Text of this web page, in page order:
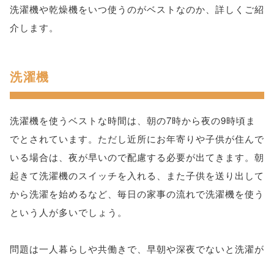
洗濯機や乾燥機をいつ使うのがベストなのか、詳しくご紹
介します。
洗濯機
洗濯機を使うベストな時間は、朝の7時から夜の9時頃ま
でとされています。ただし近所にお年寄りや子供が住んで
いる場合は、夜が早いので配慮する必要が出てきます。朝
起きて洗濯機のスイッチを入れる、また子供を送り出して
から洗濯を始めるなど、毎日の家事の流れで洗濯機を使う
という人が多いでしょう。
問題は一人暮らしや共働きで、早朝や深夜でないと洗濯が